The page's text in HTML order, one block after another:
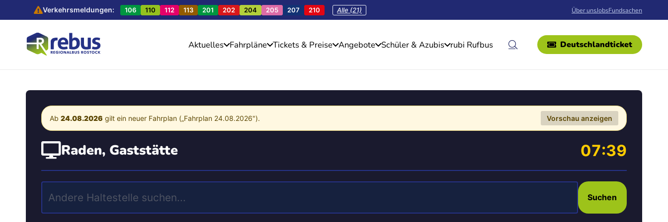
Verkehrsmeldungen: 106 110 112 113 201 202 204 205 207 210 Alle (21) Über unsJobsFundsachen
Aktuelles Fahrpläne Tickets & Preise Angebote Schüler & Azubis rubi Rufbus Deutschlandticket
Ab24.08.2026 gilt ein neuer Fahrplan („Fahrplan 24.08.2026"). Vorschau anzeigen
Raden, Gaststätte 07:39
Suchen